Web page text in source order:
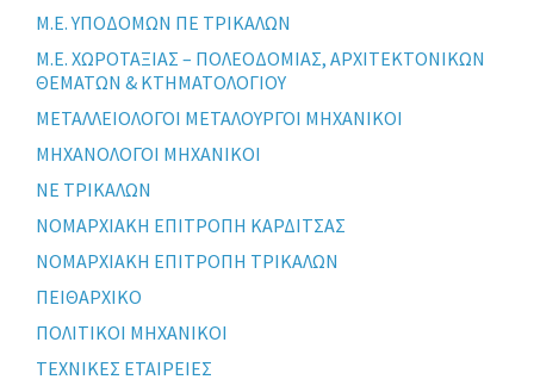
Μ.Ε. ΥΠΟΔΟΜΩΝ ΠΕ ΤΡΙΚΑΛΩΝ
Μ.Ε. ΧΩΡΟΤΑΞΙΑΣ – ΠΟΛΕΟΔΟΜΙΑΣ, ΑΡΧΙΤΕΚΤΟΝΙΚΩΝ
ΘΕΜΑΤΩΝ & ΚΤΗΜΑΤΟΛΟΓΙΟΥ
ΜΕΤΑΛΛΕΙΟΛΟΓΟΙ ΜΕΤΑΛΟΥΡΓΟΙ ΜΗΧΑΝΙΚΟΙ
ΜΗΧΑΝΟΛΟΓΟΙ ΜΗΧΑΝΙΚΟΙ
ΝΕ ΤΡΙΚΑΛΩΝ
ΝΟΜΑΡΧΙΑΚΗ ΕΠΙΤΡΟΠΗ ΚΑΡΔΙΤΣΑΣ
ΝΟΜΑΡΧΙΑΚΗ ΕΠΙΤΡΟΠΗ ΤΡΙΚΑΛΩΝ
ΠΕΙΘΑΡΧΙΚΟ
ΠΟΛΙΤΙΚΟΙ ΜΗΧΑΝΙΚΟΙ
ΤΕΧΝΙΚΕΣ ΕΤΑΙΡΕΙΕΣ